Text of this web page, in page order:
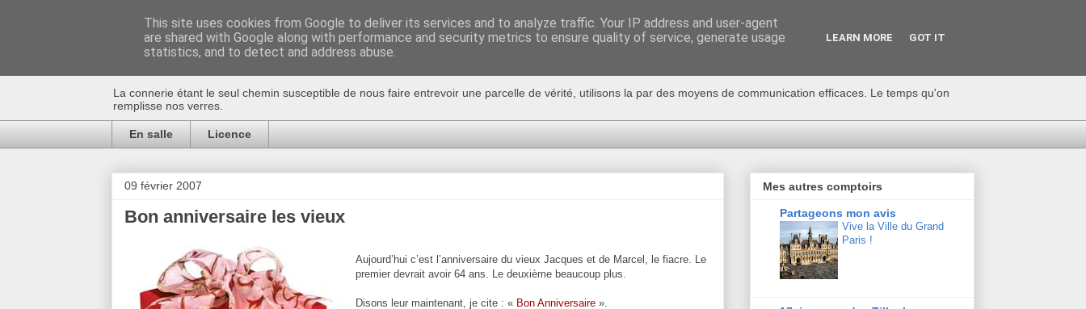
Au bistro !
La connerie étant le seul chemin susceptible de nous faire entrevoir une parcelle de vérité, utilisons la par des moyens de communication efficaces. Le temps qu'on
remplisse nos verres.
En salle Licence
09 février 2007
Bon anniversaire les vieux
Aujourd’hui c’est l’anniversaire du vieux Jacques et de Marcel, le fiacre. Le
premier devrait avoir 64 ans. Le deuxième beaucoup plus.
Disons leur maintenant, je cite : « Bon Anniversaire ».
Mes autres comptoirs
Partageons mon avis
Vive la Ville du Grand
Paris !
This site uses cookies from Google to deliver its services and to analyze traffic. Your IP address and user-agent
are shared with Google along with performance and security metrics to ensure quality of service, generate usage
statistics, and to detect and address abuse.
LEARN MORE GOT IT